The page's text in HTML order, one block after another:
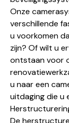
Onze
verschillende
u voorkomen
zijn? Of wilt u
ontstaan voor
u naar een
uitdaging die u
De